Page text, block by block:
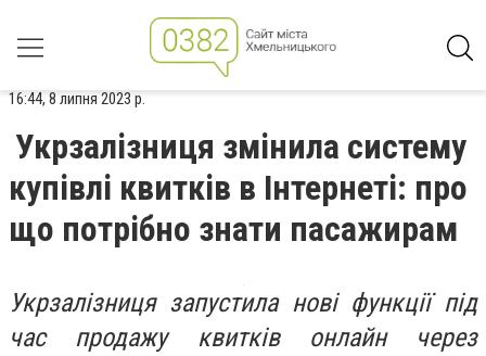
16:44, 8 липня 2023 р.
Укрзалізниця змінила систему
купівлі квитків в Інтернеті: про
що потрібно знати пасажирам
Укрзалізниця запустила нові функції під
час продажу квитків онлайн через